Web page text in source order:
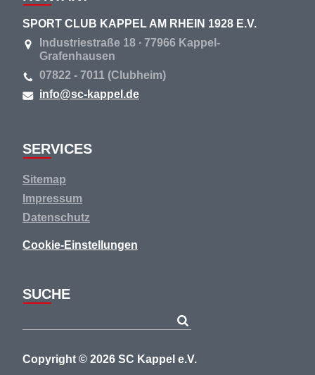
SPORT CLUB KAPPEL AM RHEIN 1928 E.V.
Industriestraße 18 ∙ 77966 Kappel-
Grafenhausen
07822 - 7011 (Clubheim)
info@sc-kappel.de
SERVICES
Navigation
überspringen
Sitemap
Impressum
Datenschutz
Cookie-Einstellungen
SUCHE
Copyright © 2026 SC Kappel e.V.